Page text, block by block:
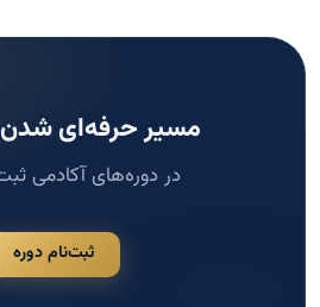
مسیر حرفه‌ای شدن
در دوره‌های آکادمی
ثبت‌نام دوره